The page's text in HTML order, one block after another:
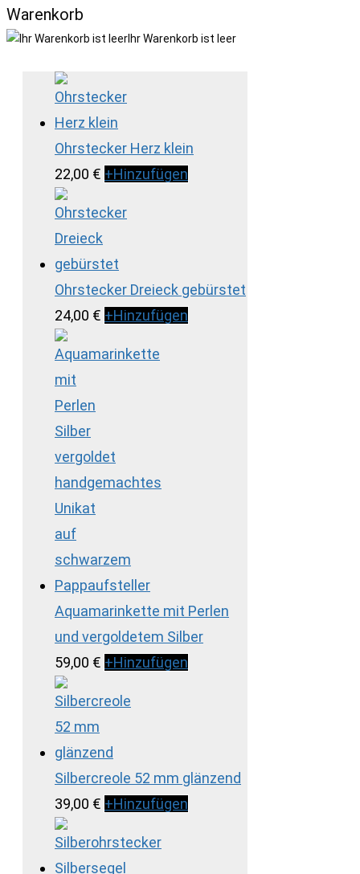
Warenkorb
Ihr Warenkorb ist leer
Ohrstecker Herz klein
22,00 € +Hinzufügen
Ohrstecker Dreieck gebürstet
24,00 € +Hinzufügen
Aquamarinkette mit Perlen
und vergoldetem Silber
59,00 € +Hinzufügen
Silbercreole 52 mm glänzend
39,00 € +Hinzufügen